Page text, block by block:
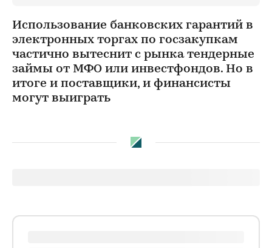
Использование банковских гарантий в
электронных торгах по госзакупкам
частично вытеснит с рынка тендерные
займы от МФО или инвестфондов. Но в
итоге и поставщики, и финансисты
могут выиграть